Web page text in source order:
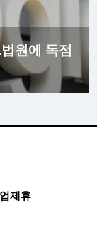
원에 독점
제휴